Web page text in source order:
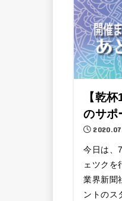
【乾
のサポ
今日は、
ェツクを
業界新聞
ントのス